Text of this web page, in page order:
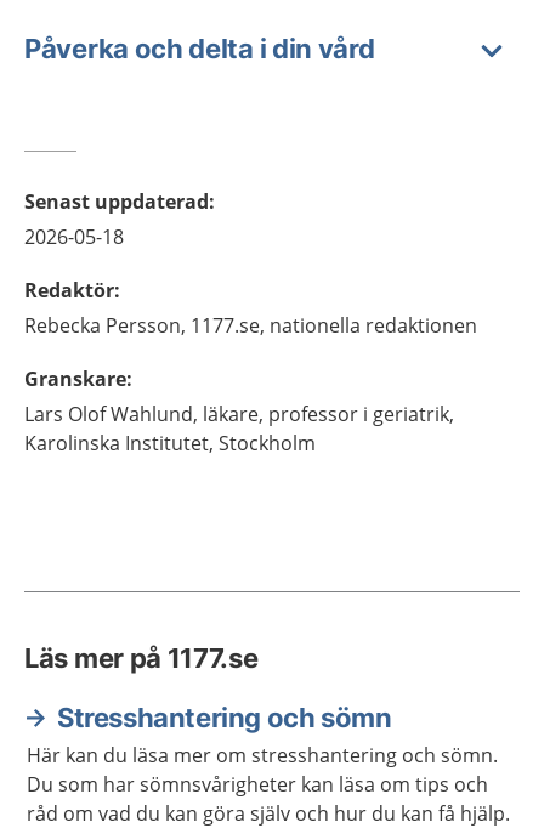
Påverka och delta i din vård
Senast uppdaterad:
2026-05-18
Redaktör:
Rebecka Persson, 1177.se, nationella redaktionen
Granskare:
Lars OlofWahlund, läkare, professor i geriatrik,
Karolinska Institutet, Stockholm
Läs mer på 1177.se
Stresshantering och sömn
Här kan du läsa mer om stresshantering och sömn.
Du som har sömnsvårigheter kan läsa om tips och
råd om vad du kan göra själv och hur du kan få hjälp.